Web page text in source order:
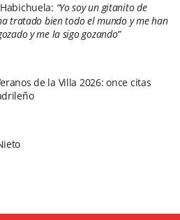
“Yo soy un gitanito de
tratado bien todo el mundo y me han
y me la sigo gozando”
de la Villa 2026: once citas